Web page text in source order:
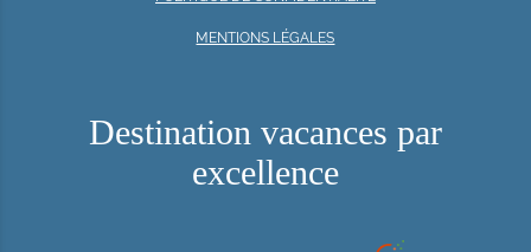
MENTIONS LÉGALES
Destination vacances par
excellence